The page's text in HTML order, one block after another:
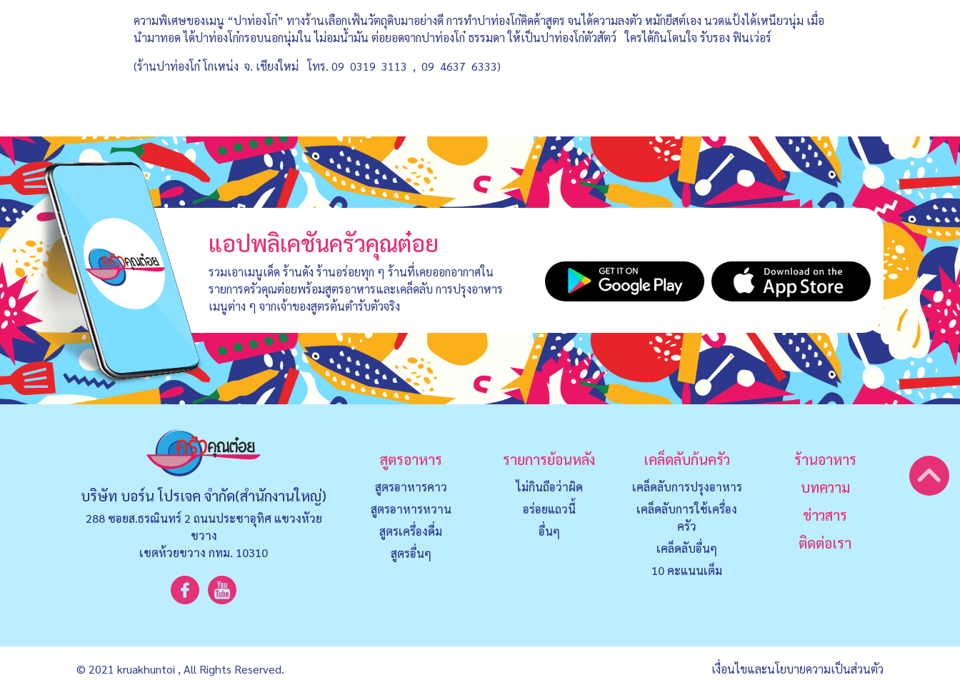
ความพิเศษของเมนู “ปาท่องโก๋” ทางร้านเลือกเฟ้นวัตถุดิบมาอย่างดี การทำปาท่องโก๋คิดค้าสูตร จนได้ความลงตัว หมักยีสต์เอง นวดแป้งได้เหนียวนุ่ม เมื่อ
นำมาทอด ได้ปาท่องโก๋กรอบนอกนุ่มใน ไม่อมน้ำมัน ต่อยอดจากปาท่องโก๋ ธรรมดา ให้เป็นปาท่องโก๋ตัวสัตว์ ใครได้กินโดนใจ รับรอง ฟินเว่อร์
(ร้านปาท่องโก๋ โกเหน่ง จ. เชียงใหม่ โทร. 09 0319 3113 , 09 4637 6333)
แอปพลิเคชันครัวคุณต๋อย
รวมเอาเมนูเด็ด ร้านดัง ร้านอร่อยทุก ๆ ร้านที่เคยออกอากาศใน
รายการครัวคุณต๋อยพร้อมสูตรอาหารและเคล็ดลับ การปรุงอาหาร
เมนูต่าง ๆ จากเจ้าของสูตรต้นตำรับตัวจริง
บริษัท บอร์น โปรเจค จำกัด(สำนักงานใหญ่)
288 ซอยส.ธรณินทร์ 2 ถนนประชาอุทิศ แขวงหัวย
ขวาง
เขตห้วยขวาง กทม. 10310
สูตรอาหาร
สูตรอาหารคาว
สูตรอาหารหวาน
สูตรเครื่องดื่ม
สูตรอื่นๆ
รายการย้อนหลัง
ไม่กินถือว่าผิด
อร่อยแถวนี้
อื่นๆ
เคล็ดลับก้นครัว
เคล็ดลับการปรุงอาหาร
เคล็ดลับการใช้เครื่อง
ครัว
เคล็ดลับอื่นๆ
10 คะแนนเต็ม
ร้านอาหาร
บทความ
ข่าวสาร
ติดต่อเรา
เงื่อนไขและนโยบายความเป็นส่วนตัว
© 2021 kruakhuntoi , All Rights Reserved.